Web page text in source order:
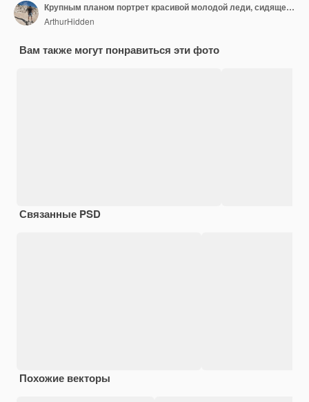
Крупным планом портрет красивой молодой леди, сидящей в стоматологическом кресле, в то время как стоматолог руки в стерильных перчатках с образцами зубов
ArthurHidden
Вам также могут понравиться эти фото
Связанные PSD
Похожие векторы